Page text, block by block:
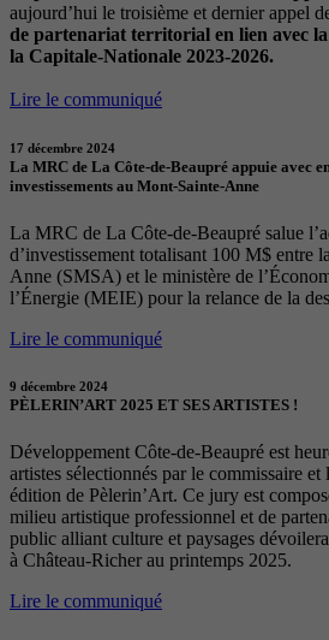
aujourd’hui le troisième et dernier appel
de partenariat territorial en lien avec
la Capitale-Nationale 2023-2026.
Lire le communiqué
17 décembre 2024
La MRC de La Côte-de-Beaupré appuie avec
investissements au Mont-Sainte-Anne
La MRC de La Côte-de-Beaupré salue
d’investissement totalisant 100 M$ entre
Anne (SMSA) et le ministère de
l’Énergie (MEIE) pour la relance de la
Lire le communiqué
9 décembre 2024
PÈLERIN’ART 2025 ET SES ARTISTES !
Développement Côte-de-Beaupré est
artistes sélectionnés par le commissaire
édition de Pèlerin’Art. Ce jury est
milieu artistique professionnel et de
public alliant culture et paysages
à Château-Richer au printemps 2025.
Lire le communiqué